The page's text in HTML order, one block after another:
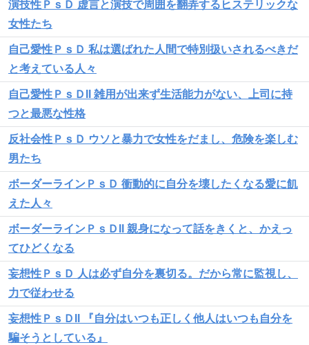
演技性ＰｓＤ 虚言と演技で周囲を翻弄するヒステリックな
女性たち
自己愛性ＰｓＤ 私は選ばれた人間で特別扱いされるべきだ
と考えている人々
自己愛性ＰｓＤII 雑用が出来ず生活能力がない、上司に持
つと最悪な性格
反社会性ＰｓＤ ウソと暴力で女性をだまし、危険を楽しむ
男たち
ボーダーラインＰｓＤ 衝動的に自分を壊したくなる愛に飢
えた人々
ボーダーラインＰｓＤII 親身になって話をきくと、かえっ
てひどくなる
妄想性ＰｓＤ 人は必ず自分を裏切る。だから常に監視し、
力で従わせる
妄想性ＰｓＤII 『自分はいつも正しく他人はいつも自分を
騙そうとしている』